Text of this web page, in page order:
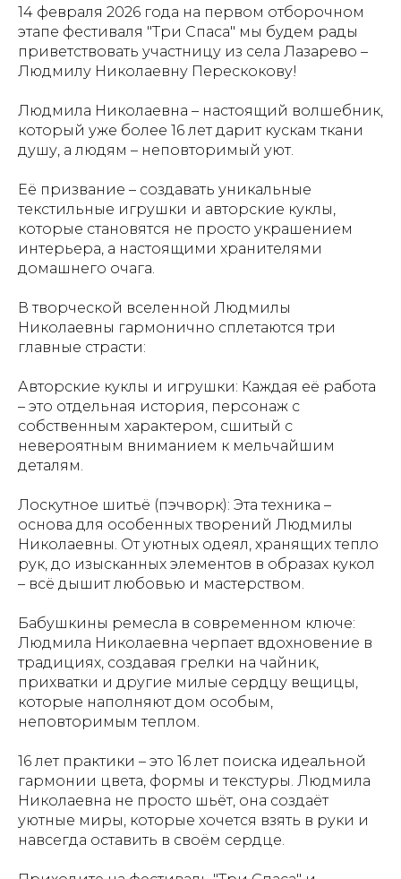
14 февраля 2026 года на первом отборочном
этапе фестиваля "Три Спаса" мы будем рады
приветствовать участницу из села Лазарево –
Людмилу Николаевну Перескокову!
Людмила Николаевна – настоящий волшебник,
который уже более 16 лет дарит кускам ткани
душу, а людям – неповторимый уют.
Её призвание – создавать уникальные
текстильные игрушки и авторские куклы,
которые становятся не просто украшением
интерьера, а настоящими хранителями
домашнего очага.
В творческой вселенной Людмилы
Николаевны гармонично сплетаются три
главные страсти:
Авторские куклы и игрушки: Каждая её работа
– это отдельная история, персонаж с
собственным характером, сшитый с
невероятным вниманием к мельчайшим
деталям.
Лоскутное шитьё (пэчворк): Эта техника –
основа для особенных творений Людмилы
Николаевны. От уютных одеял, хранящих тепло
рук, до изысканных элементов в образах кукол
– всё дышит любовью и мастерством.
Бабушкины ремесла в современном ключе:
Людмила Николаевна черпает вдохновение в
традициях, создавая грелки на чайник,
прихватки и другие милые сердцу вещицы,
которые наполняют дом особым,
неповторимым теплом.
16 лет практики – это 16 лет поиска идеальной
гармонии цвета, формы и текстуры. Людмила
Николаевна не просто шьёт, она создаёт
уютные миры, которые хочется взять в руки и
навсегда оставить в своём сердце.